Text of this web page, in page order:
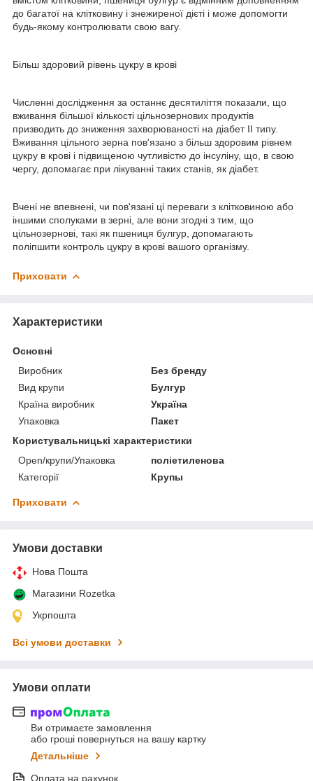
до багатої на клітковину і знежиреної дієті і може допомогти
будь-якому контролювати свою вагу.
Більш здоровий рівень цукру в крові
Численні дослідження за останнє десятиліття показали, що
вживання більшої кількості цільнозернових продуктів
призводить до зниження захворюваності на діабет II типу.
Вживання цільного зерна пов'язано з більш здоровим рівнем
цукру в крові і підвищеною чутливістю до інсуліну, що, в свою
чергу, допомагає при лікуванні таких станів, як діабет.
Вчені не впевнені, чи пов'язані ці переваги з клітковиною або
іншими сполуками в зерні, але вони згодні з тим, що
цільнозернові, такі як пшениця булгур, допомагають
поліпшити контроль цукру в крові вашого організму.
Приховати
Характеристики
Основні
Виробник
Без бренду
Вид крупи
Булгур
Країна виробник
Україна
Упаковка
Пакет
Користувальницькі характеристики
Open/крупи/Упаковка
поліетиленова
Категорії
Крупы
Приховати
Умови доставки
Нова Пошта
Магазини Rozetka
Укрпошта
Всі умови доставки
Умови оплати
Ви отримаєте замовлення
або гроші повернуться на вашу картку
Детальніше
Оплата на рахунок